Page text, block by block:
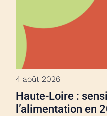
4 août 2026
Haute-Loire :
l’alimentation en